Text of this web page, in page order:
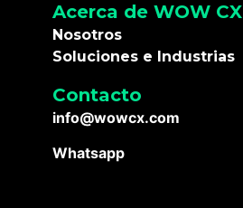
Acerca de WOW CX
Nosotros
Soluciones e Industrias
Contacto
info@wowcx.com
Whatsapp